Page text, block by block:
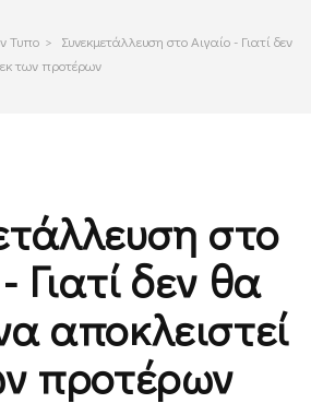
Τυπο > Συνεκμετάλλευση στο Αιγαίο - Γιατί δεν
των προτέρων
στο
Γιατί δεν θα
αποκλειστεί
προτέρων